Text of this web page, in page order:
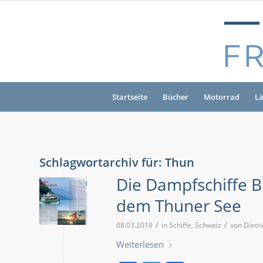
Startseite Bücher Motorrad
Schlagwortarchiv für: Thun
Die Dampfschiffe
dem Thuner See
08.03.2019 / inSchiffe, Schweiz / von
Weiterlesen